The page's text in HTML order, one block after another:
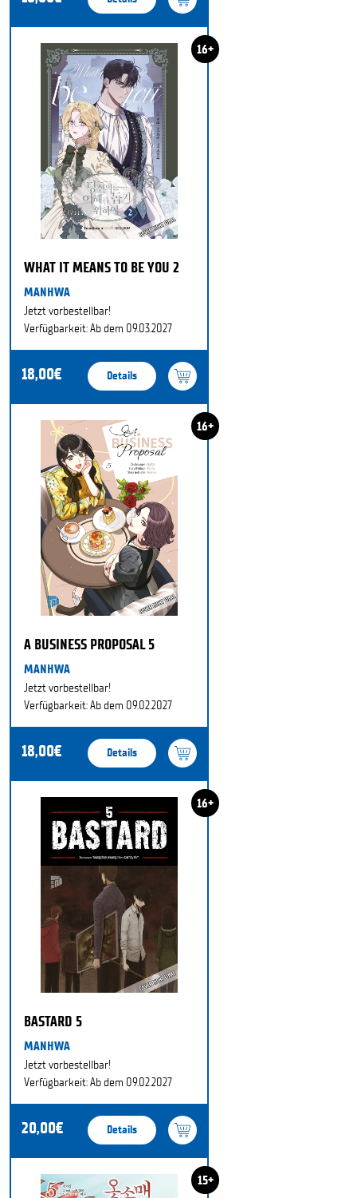
16+
WHAT IT MEANS TO BE YOU 2
MANHWA
Jetzt vorbestellbar!
Verfügbarkeit: Ab dem 09.03.2027
18,00€ Details
16+
A BUSINESS PROPOSAL 5
MANHWA
Jetzt vorbestellbar!
Verfügbarkeit: Ab dem 09.02.2027
18,00€ Details
16+
BASTARD 5
MANHWA
Jetzt vorbestellbar!
Verfügbarkeit: Ab dem 09.02.2027
20,00€ Details
15+